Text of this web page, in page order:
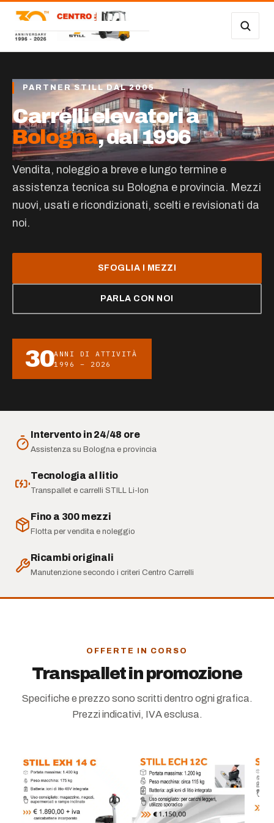
Carrelli Frontali
Occasioni
Transpallet
SERVIZI
News
PARTNER STILL DAL 2005
Carrelli elevatori a
Bologna, dal 1996
Vendita, noleggio a breve e lungo termine e
assistenza tecnica su Bologna e provincia. Mezzi
nuovi, usati e ricondizionati, scelti e revisionati da
noi.
SFOGLIA I MEZZI
PARLA CON NOI
30ANNI DI ATTIVITÀ
1996 – 2026
Intervento in 24/48 ore
Assistenza su Bologna e provincia
Tecnologia al litio
Transpallet e carrelli STILL Li-Ion
Fino a 300 mezzi
Flotta per vendita e noleggio
Ricambi originali
Manutenzione secondo i criteri Centro Carrelli
OFFERTE IN CORSO
Transpallet in promozione
Specifiche e prezzo sono scritti dentro ogni grafica.
Prezzi indicativi, IVA esclusa.